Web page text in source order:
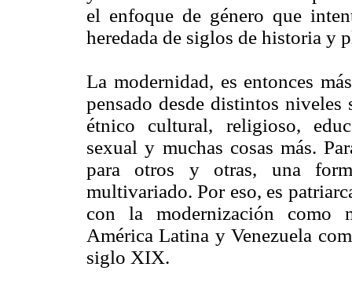
el enfoque de género que
heredada de siglos de historia y
La modernidad, es entonces
pensado desde distintos
étnico cultural, religioso,
sexual y muchas cosas más.
para otros y otras, una
multivariado. Por eso, es
con la modernización como
América Latina y Venezuela
siglo XIX.